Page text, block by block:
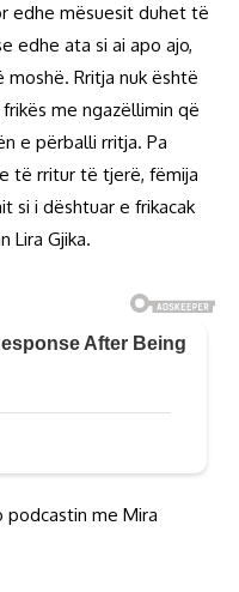
edhe mësuesit duhet të
edhe ata si ai apo ajo,
moshë. Rritja nuk është
me ngazëllimin që
e përballi rritja. Pa
të rritur të tjerë, fëmija
si i dështuar e frikacak
Lira Gjika.
podcastin me Mira